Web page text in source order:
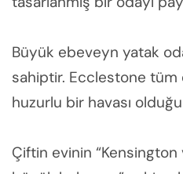
Büyük ebeveyn yatak
sahiptir. Ecclestone tüm
huzurlu bir havası
Çiftin evinin “Kensington